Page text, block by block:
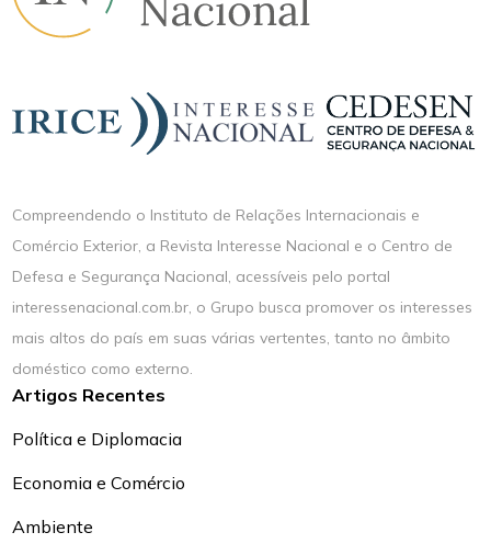
Compreendendo o Instituto de Relações Internacionais e
Comércio Exterior, a Revista Interesse Nacional e o Centro de
Defesa e Segurança Nacional, acessíveis pelo portal
interessenacional.com.br, o Grupo busca promover os interesses
mais altos do país em suas várias vertentes, tanto no âmbito
doméstico como externo.
Artigos Recentes
Política e Diplomacia
Economia e Comércio
Ambiente